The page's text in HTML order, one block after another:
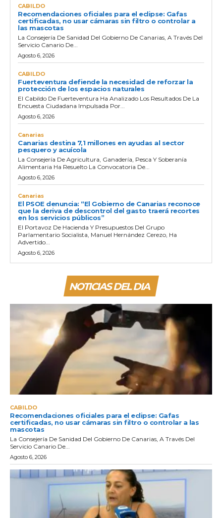
CABILDO
Recomendaciones oficiales para el eclipse: Gafas
certificadas, no usar cámaras sin filtro o controlar a
las mascotas
La Consejería De Sanidad Del Gobierno De Canarias, A Través Del
Servicio Canario De...
Agosto 6, 2026
CABILDO
Fuerteventura defiende la necesidad de reforzar la
protección de los espacios naturales
El Cabildo De Fuerteventura Ha Analizado Los Resultados De La
Encuesta Ciudadana Impulsada Por...
Agosto 6, 2026
Canarias
Canarias destina 7,1 millones en ayudas al sector
pesquero y acuícola
La Consejería De Agricultura, Ganadería, Pesca Y Soberanía
Alimentaria Ha Resuelto La Convocatoria De...
Agosto 6, 2026
Canarias
El PSOE denuncia: “El Gobierno de Canarias reconoce
que la deriva de descontrol del gasto traerá recortes
en los servicios públicos”
El Portavoz De Hacienda Y Presupuestos Del Grupo
Parlamentario Socialista, Manuel Hernández Cerezo, Ha
Advertido...
Agosto 6, 2026
NOTICIAS DEL DIA
CABILDO
Recomendaciones oficiales para el eclipse: Gafas
certificadas, no usar cámaras sin filtro o controlar a las
mascotas
La Consejería De Sanidad Del Gobierno De Canarias, A Través Del
Servicio Canario De...
Agosto 6, 2026